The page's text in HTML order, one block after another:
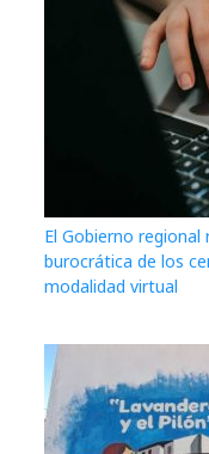
El Gobierno regional
burocrática de los
modalidad virtual